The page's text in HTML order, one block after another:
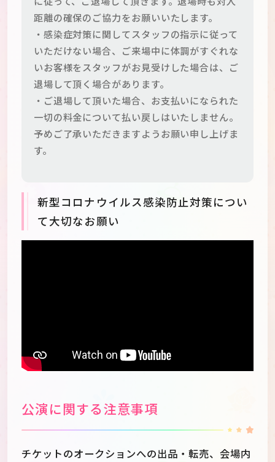
距離の確保のご協力をお願いいたします。
・感染症対策に関してスタッフの指示に従って
いただけない場合、ご来場中に体調がすぐれな
いお客様をスタッフがお見受けした場合は、ご
退場して頂く場合があります。
・ご退場して頂いた場合、お支払いになられた
一切の料金について払い戻しはいたしません。
予めご了承いただきますようお願い申し上げま
す。
新型コロナウイルス感染防止対策につい
て大切なお願い
公演に関する注意事項
チケットのオークションへの出品・転売、会場内